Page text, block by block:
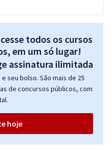
todos os cursos
em um só lugar!
seu bolso. São mais de 25
de concursos públicos, com
hoje